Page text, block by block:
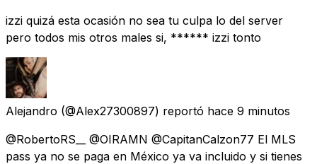
izzi quizá esta ocasión no sea tu culpa lo del server
pero todos mis otros males si, ****** izzi tonto
Alejandro (@Alex27300897) reportó hace 9 minutos
@RobertoRS__ @OIRAMN @CapitanCalzon77 El MLS
pass ya no se paga en México ya va incluido y si tienes